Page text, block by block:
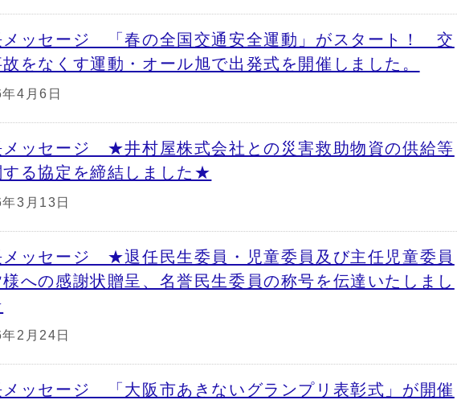
メッセージ 「春の全国交通安全運動」がスタート！ 交
をなくす運動・オール旭で出発式を開催しました。
4月6日
メッセージ ★井村屋株式会社との災害救助物資の供給等
する協定を締結しました★
3月13日
メッセージ ★退任民生委員・児童委員及び主任児童委員
への感謝状贈呈、名誉民生委員の称号を伝達いたしまし
2月24日
メッセージ 「大阪市あきないグランプリ表彰式」が開催